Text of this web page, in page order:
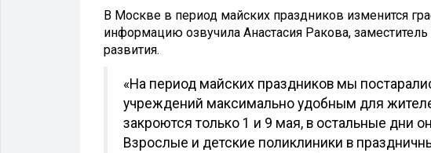
В Москве в период майских праздников изменится
информацию озвучила Анастасия Ракова,
развития.
«На период майских праздников мы
учреждений максимально удобным для
закроются только 1 и 9 мая, в остальные дни
Взрослые и детские поликлиники в